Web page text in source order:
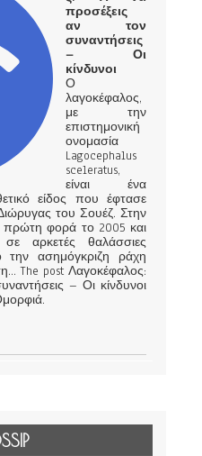
προσέξεις
αν τον
συναντήσεις
– Οι
κίνδυνοι
Ο
λαγοκέφαλος,
με την
επιστημονική
ονομασία
Lagocephalus
sceleratus,
είναι ένα
είδος που έφτασε
του Σουέζ. Στην
πρώτη φορά το 2005 και
σε αρκετές θαλάσσιες
την ασημόγκριζη ράχη
The post Λαγοκέφαλος:
– Οι κίνδυνοι